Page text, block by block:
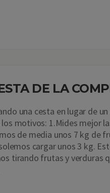
DE LA
una cesta en lugar de
motivos: 1.Mides mejor
de media unos 7 kg de
cargar unos 3 kg.
tirando frutas y verduras